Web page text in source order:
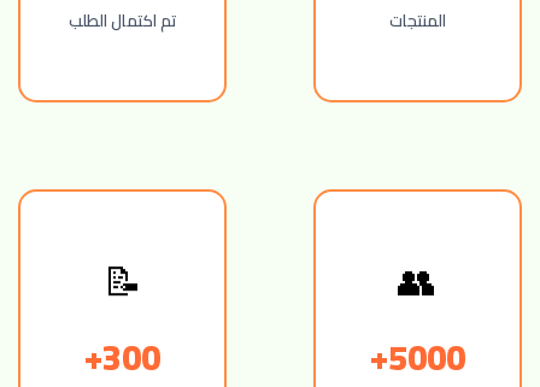
المنتجات تم اكتمال الطلب
👥
5000+
📝
300+